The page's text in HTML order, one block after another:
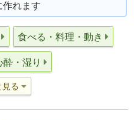
作れます
食べる・料理・動き
酔・湿り
見る